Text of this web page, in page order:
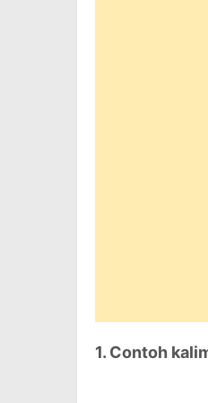
1. Contoh